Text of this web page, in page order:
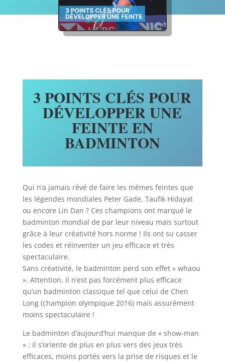
3 POINTS CLÉS POUR
DÉVELOPPER UNE
FEINTE EN
BADMINTON
Qui n’a jamais rêvé de faire les mêmes feintes que
les légendes mondiales Peter Gade, Taufik Hidayat
ou encore Lin Dan ? Ces champions ont marqué le
badminton mondial de par leur niveau mais surtout
grâce à leur créativité hors norme ! Ils ont su casser
les codes et réinventer un jeu efficace et très
spectaculaire.
Sans créativité, le badminton perd son effet « whaou
». Attention, il n’est pas forcément plus efficace
qu’un badminton classique tel que celui de Chen
Long (champion olympique 2016) mais assurément
moins spectaculaire !
Le badminton d’aujourd’hui manque de « show-man
» ; il s’oriente de plus en plus vers des jeux très
efficaces, moins portés vers la prise de risques et le